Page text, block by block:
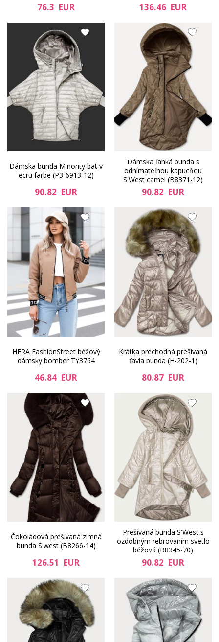
76.3 EUR 136.46 EUR
Dámska bunda Minority bat v
ecru farbe (P3-6913-12)
90.82 EUR
Dámska ľahká bunda s
odnímateľnou kapucňou
S'West camel (B8371-12)
90.82 EUR
HERA FashionStreet béžový
dámsky bomber TY3764
46.84 EUR
Krátka prechodná prešívaná
ťavia bunda (H-202-1)
80.87 EUR
Čokoládová prešívaná zimná
bunda S'west (B8266-14)
126.51 EUR
Prešívaná bunda S'West s
ozdobným rebrovaním svetlo
béžová (B8345-70)
90.82 EUR